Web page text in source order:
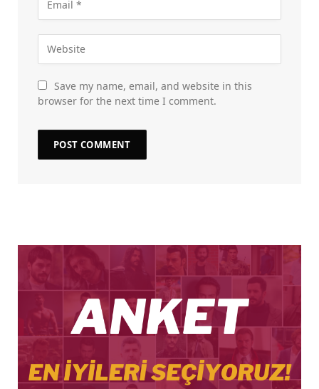
Save my name, email, and website in this
browser for the next time I comment.